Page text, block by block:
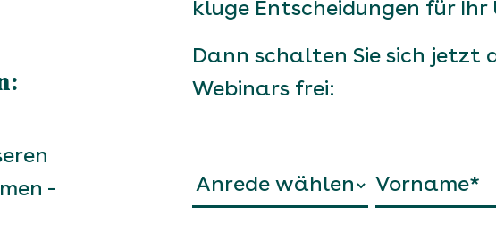
-
kluge Entscheidungen für
Dann schalten Sie sich jetzt
Webinars frei: